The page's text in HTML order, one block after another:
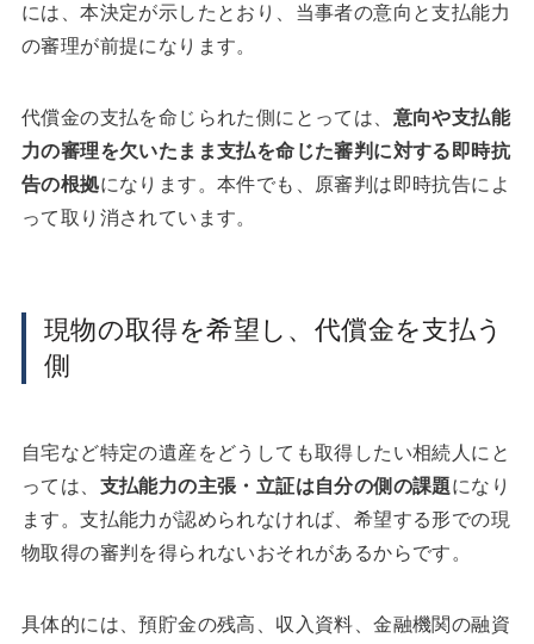
には、本決定が示したとおり、当事者の意向と支払能力
の審理が前提になります。
代償金の支払を命じられた側にとっては、 意向や支払能
力の審理を欠いたまま支払を命じた審判に対する即時抗
告の根拠になります。本件でも、原審判は即時抗告によ
って取り消されています。
現物の取得を希望し、代償金を支払う
側
自宅など特定の遺産をどうしても取得したい相続人にと
っては、 支払能力の主張・立証は自分の側の課題になり
ます。支払能力が認められなければ、希望する形での現
物取得の審判を得られないおそれがあるからです。
具体的には、預貯金の残高、収入資料、金融機関の融資